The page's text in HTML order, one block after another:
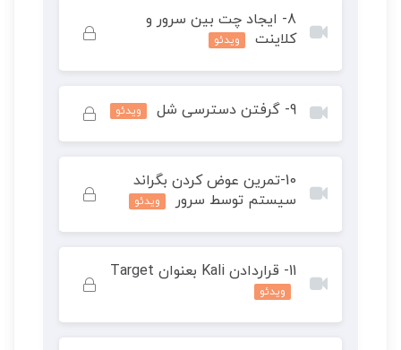
به محتوای دوره آن را خریداری کنید.
8- ایجاد چت بین سرور و
کلاینت
ویدئو
به محتوای دوره آن را خریداری کنید.
9- گرفتن دسترسی شل ویدئو
به محتوای دوره آن را خریداری کنید.
10-تمرین عوض کردن بگراند
سیستم توسط سرور
ویدئو
به محتوای دوره آن را خریداری کنید.
11- قراردادن Kali بعنوان Target
ویدئو